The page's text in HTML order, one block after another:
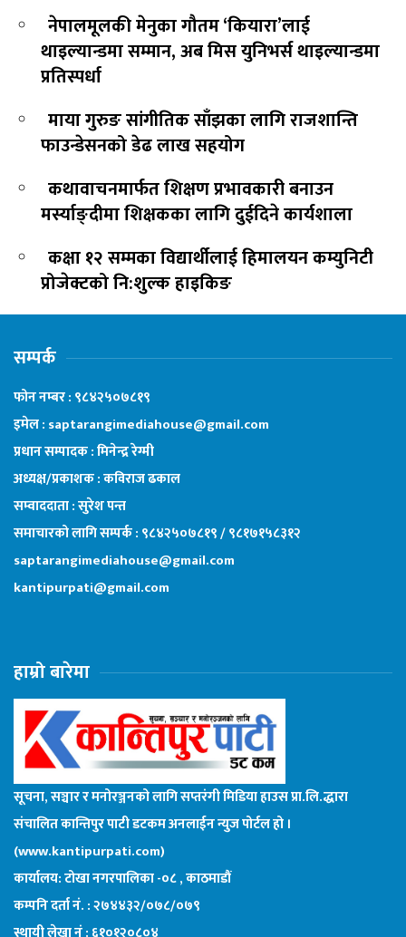
नेपालमूलकी मेनुका गौतम ‘कियारा’लाई
थाइल्यान्डमा सम्मान, अब मिस युनिभर्स थाइल्यान्डमा
प्रतिस्पर्धा
माया गुरुङ सांगीतिक साँझका लागि राजशान्ति
फाउन्डेसनको डेढ लाख सहयोग
कथावाचनमार्फत शिक्षण प्रभावकारी बनाउन
मर्स्याङ्दीमा शिक्षकका लागि दुईदिने कार्यशाला
कक्षा १२ सम्मका विद्यार्थीलाई हिमालयन कम्युनिटी
प्रोजेक्टको नि:शुल्क हाइकिङ
सम्पर्क
फोन नम्बर : ९८४२५०७८१९
इमेल : saptarangimediahouse@gmail.com
प्रधान सम्पादक : मिनेन्द्र रेग्मी
अध्यक्ष/प्रकाशक : कविराज ढकाल
सम्वाददाता : सुरेश पन्त
समाचारको लागि सम्पर्क : ९८४२५०७८१९ / ९८१७१५८३१२
saptarangimediahouse@gmail.com
kantipurpati@gmail.com
हाम्रो बारेमा
सूचना, सञ्चार र मनोरञ्जनको लागि सप्तरंगी मिडिया हाउस प्रा.लि.द्धारा
संचालित कान्तिपुर पाटी डटकम अनलाईन न्युज पोर्टल हो ।
(www.kantipurpati.com)
कार्यालय: टोखा नगरपालिका -०८ , काठमाडौं
कम्पनि दर्ता नं. : २७४४३२/०७८/०७९